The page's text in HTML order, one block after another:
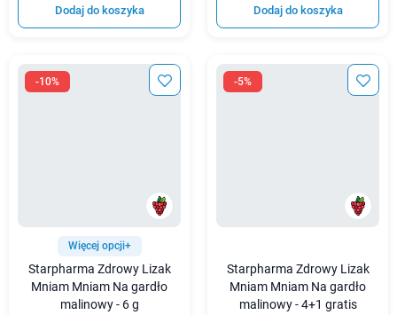
Dodaj do koszyka Dodaj do koszyka
-10%
Więcej opcji+
Starpharma Zdrowy Lizak
Mniam Mniam Na gardło
malinowy - 6 g
-5%
Starpharma Zdrowy Lizak
Mniam Mniam Na gardło
malinowy - 4+1 gratis